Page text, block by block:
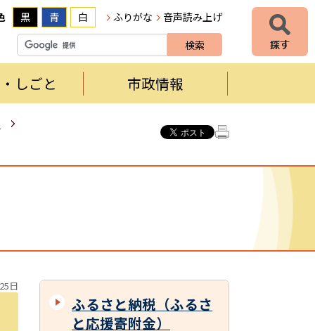
黒 青 白 ふりがな 音声読み上げ
しごと 市政情報
日
ふるさと納税（ふるさ
と応援寄附金）